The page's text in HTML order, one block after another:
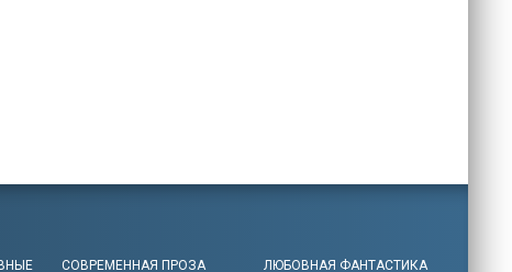
СОВРЕМЕННАЯ ПРОЗА ЛЮБОВНАЯ ФАНТАСТИКА